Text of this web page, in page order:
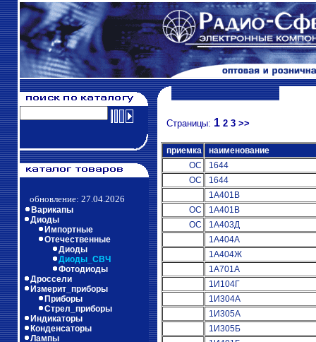
обновление: 27.04.2026
Варикапы
Диоды
Импортные
Отечественные
Диоды
Диоды_СВЧ
Фотодиоды
Дроссели
Измерит_приборы
Приборы
Стрел_приборы
Индикаторы
Конденсаторы
Лампы
Страницы: 1 2 3 >>
приемка
наименование
ОС
1644
ОС
1644
1А401В
ОС
1А401В
ОС
1А403Д
1А404А
1А404Ж
1А701А
1И104Г
1И304А
1И305А
1И305Б